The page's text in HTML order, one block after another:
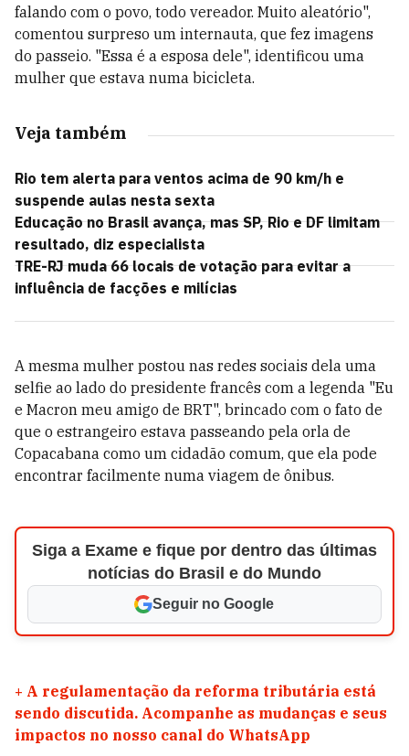
falando com o povo, todo vereador. Muito aleatório",
comentou surpreso um internauta, que fez imagens
do passeio. "Essa é a esposa dele", identificou uma
mulher que estava numa bicicleta.
Veja também
Rio tem alerta para ventos acima de 90 km/h e
suspende aulas nesta sexta
Educação no Brasil avança, mas SP, Rio e DF limitam
resultado, diz especialista
TRE-RJ muda 66 locais de votação para evitar a
influência de facções e milícias
A mesma mulher postou nas redes sociais dela uma
selfie ao lado do presidente francês com a legenda "Eu
e Macron meu amigo de BRT", brincado com o fato de
que o estrangeiro estava passeando pela orla de
Copacabana como um cidadão comum, que ela pode
encontrar facilmente numa viagem de ônibus.
Siga a Exame e fique por dentro das últimas
notícias do Brasil e do Mundo
Seguir no Google
+ A regulamentação da reforma tributária está
sendo discutida. Acompanhe as mudanças e seus
impactos no nosso canal do WhatsApp